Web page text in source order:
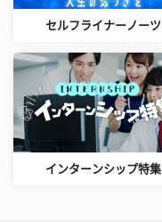
セルフライナーノーツ
インターンシップ特集